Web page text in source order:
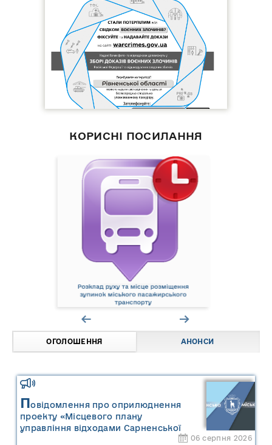
КОРИСНІ ПОСИЛАННЯ
ОГОЛОШЕННЯ АНОНСИ
Повідомлення про оприлюднення
проекту «Місцевого плану
управління відходами Сарненської
міської територіальної громади» та
06 серпня 2026